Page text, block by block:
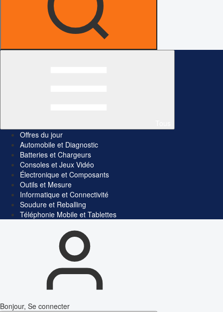
Offres du jour
Automobile et Diagnostic
Batteries et Chargeurs
Consoles et Jeux Vidéo
Électronique et Composants
Outils et Mesure
Informatique et Connectivité
Soudure et Reballing
Téléphonie Mobile et Tablettes
Bonjour, Se connecter